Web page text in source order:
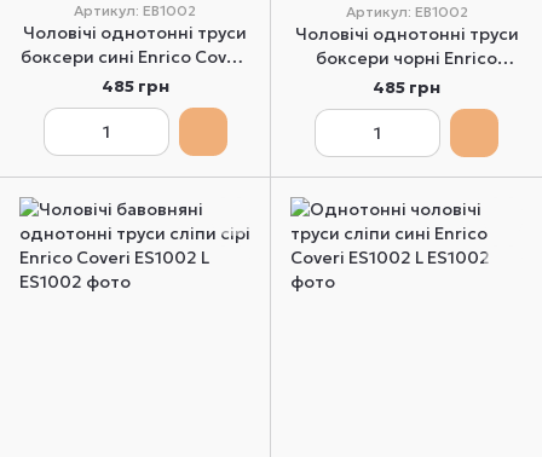
Артикул: EB1002
Чоловічі однотонні труси
боксери сині Enrico Coveri
EB1002 L
485 грн
Артикул: EB1002
Чоловічі однотонні труси
боксери чорні Enrico
Coveri EB1002 L
485 грн